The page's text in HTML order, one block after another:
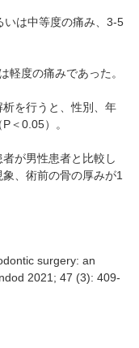
いは中等度の痛み、3-5
軽度の痛みであった。
を行うと、性別、年
＜0.05）。
が男性患者と比較し
、術前の骨の厚みが1
surgery: an
2021; 47 (3): 409-